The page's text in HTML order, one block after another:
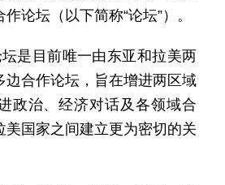
论坛（以下简称“论坛”）。
坛是目前唯一由东亚和拉美两
边合作论坛，旨在增进两区域
政治、经济对话及各领域合
美国家之间建立更为密切的关